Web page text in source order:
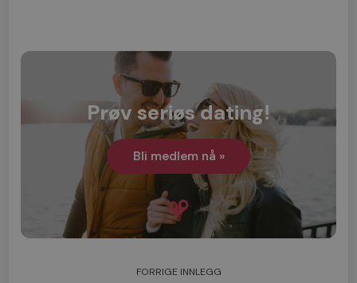
Prøv seriøs dating!
Bli medlem nå »
FORRIGE INNLEGG